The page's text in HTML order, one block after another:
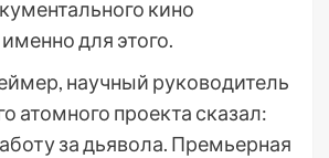
кино
для этого.
научный руководитель
атомного проекта сказал:
за дьявола. Премьерная